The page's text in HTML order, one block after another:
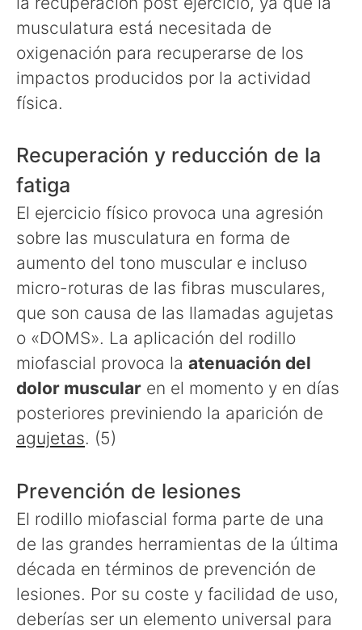
musculatura está necesitada de
oxigenación para recuperarse de los
impactos producidos por la actividad
física.
Recuperación y reducción de la
fatiga
El ejercicio físico provoca una agresión
sobre las musculatura en forma de
aumento del tono muscular e incluso
micro-roturas de las fibras musculares,
que son causa de las llamadas agujetas
o «DOMS». La aplicación del rodillo
miofascial provoca la atenuación del
dolor muscular en el momento y en días
posteriores previniendo la aparición de
agujetas. (5)
Prevención de lesiones
El rodillo miofascial forma parte de una
de las grandes herramientas de la última
década en términos de prevención de
lesiones. Por su coste y facilidad de uso,
deberías ser un elemento universal para